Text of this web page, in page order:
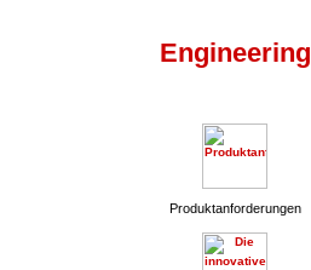
Engineering
Produktanforderungen